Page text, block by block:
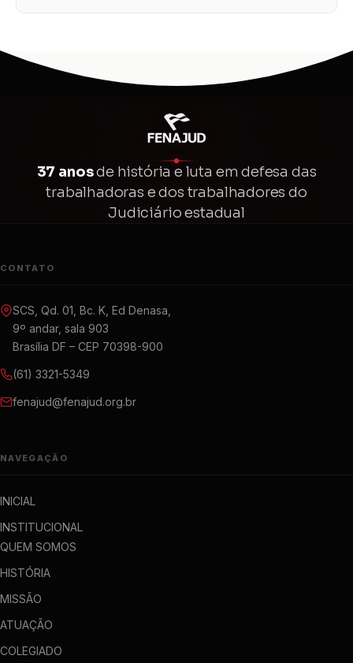
37 anosde história e luta em defesa das
trabalhadoras e dos trabalhadores do
Judiciário estadual
CONTATO
SCS, Qd. 01, Bc. K, Ed Denasa,
9º andar, sala 903
Brasília DF – CEP 70398-900
(61) 3321-5349
fenajud@fenajud.org.br
NAVEGAÇÃO
INICIAL
INSTITUCIONAL
QUEM SOMOS
HISTÓRIA
MISSÃO
ATUAÇÃO
COLEGIADO